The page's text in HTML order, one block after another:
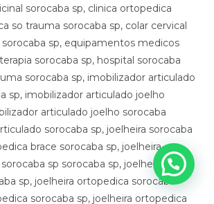
sorocaba sp, clinica ortopedica
so trauma sorocaba sp, colar cervical
sorocaba sp, equipamentos medicos
sorocaba sp, hospital sorocaba
sorocaba sp, imobilizador articulado
sp, imobilizador articulado joelho
articulado joelho sorocaba
sorocaba sp, joelheira sorocaba
brace sorocaba sp, joelheira
sp sorocaba sp, joelheira
sp, joelheira ortopedica sorocaba
sorocaba sp, joelheira ortopedica